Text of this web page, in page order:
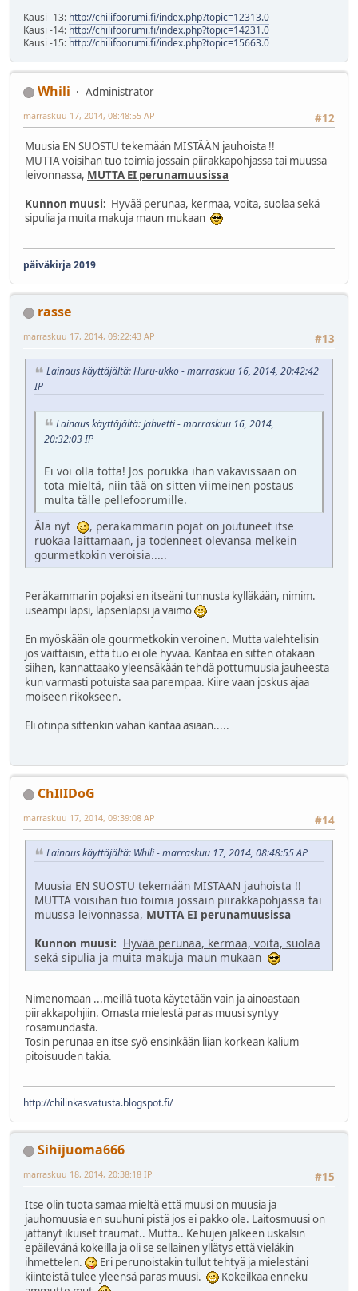
Kausi -13: http://chilifoorumi.fi/index.php?topic=12313.0
Kausi -14: http://chilifoorumi.fi/index.php?topic=14231.0
Kausi -15: http://chilifoorumi.fi/index.php?topic=15663.0
Whili
Administrator
#12
marraskuu 17, 2014, 08:48:55 AP
Muusia EN SUOSTU tekemään MISTÄÄN jauhoista !!
MUTTA voisihan tuo toimia jossain piirakkapohjassa tai muussa
leivonnassa, MUTTA EI perunamuusissa
Kunnon muusi: Hyvää perunaa, kermaa, voita, suolaasekä
sipulia ja muita makuja maun mukaan
päiväkirja 2019
rasse
#13
marraskuu 17, 2014, 09:22:43 AP
Lainaus käyttäjältä: Huru-ukko - marraskuu 16, 2014, 20:42:42
IP
Lainaus käyttäjältä: Jahvetti - marraskuu 16, 2014,
20:32:03 IP
Ei voi olla totta! Jos porukka ihan vakavissaan on
tota mieltä, niin tää on sitten viimeinen postaus
multa tälle pellefoorumille.
Älä nyt
, peräkammarin pojat on joutuneet itse
ruokaa laittamaan, ja todenneet olevansa melkein
gourmetkokin veroisia.....
Peräkammarin pojaksi en itseäni tunnusta kylläkään, nimim.
useampi lapsi, lapsenlapsi ja vaimo
En myöskään ole gourmetkokin veroinen. Mutta valehtelisin
jos väittäisin, että tuo ei ole hyvää. Kantaa en sitten otakaan
siihen, kannattaako yleensäkään tehdä pottumuusia jauheesta
kun varmasti potuista saa parempaa. Kiire vaan joskus ajaa
moiseen rikokseen.
Eli otinpa sittenkin vähän kantaa asiaan.....
ChIlIDoG
#14
marraskuu 17, 2014, 09:39:08 AP
Lainaus käyttäjältä: Whili - marraskuu 17, 2014, 08:48:55 AP
Muusia EN SUOSTU tekemään MISTÄÄN jauhoista !!
MUTTA voisihan tuo toimia jossain piirakkapohjassa tai
muussa leivonnassa, MUTTA EI perunamuusissa
Kunnon muusi: Hyvää perunaa, kermaa, voita, suolaa
sekä sipulia ja muita makuja maun mukaan
Nimenomaan ...meillä tuota käytetään vain ja ainoastaan
piirakkapohjiin. Omasta mielestä paras muusi syntyy
rosamundasta.
Tosin perunaa en itse syö ensinkään liian korkean kalium
pitoisuuden takia.
http://chilinkasvatusta.blogspot.fi/
Sihijuoma666
#15
marraskuu 18, 2014, 20:38:18 IP
Itse olin tuota samaa mieltä että muusi on muusia ja
jauhomuusia en suuhuni pistä jos ei pakko ole. Laitosmuusi on
jättänyt ikuiset traumat.. Mutta.. Kehujen jälkeen uskalsin
epäilevänä kokeilla ja oli se sellainen yllätys että vieläkin
ihmettelen.
Eri perunoistakin tullut tehtyä ja mielestäni
kiinteistä tulee yleensä paras muusi.
Kokeilkaa enneku